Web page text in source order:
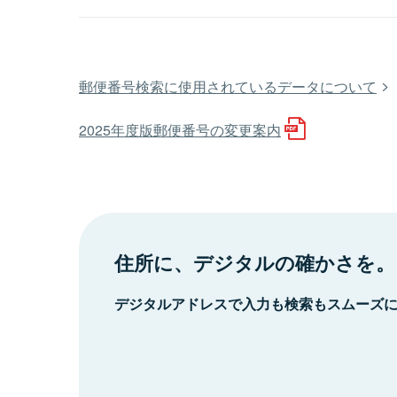
郵便番号検索に使用されているデータについて
2025年度版郵便番号の変更案内
住所に、デジタルの確かさを。
デジタルアドレスで入力も検索もスムーズ